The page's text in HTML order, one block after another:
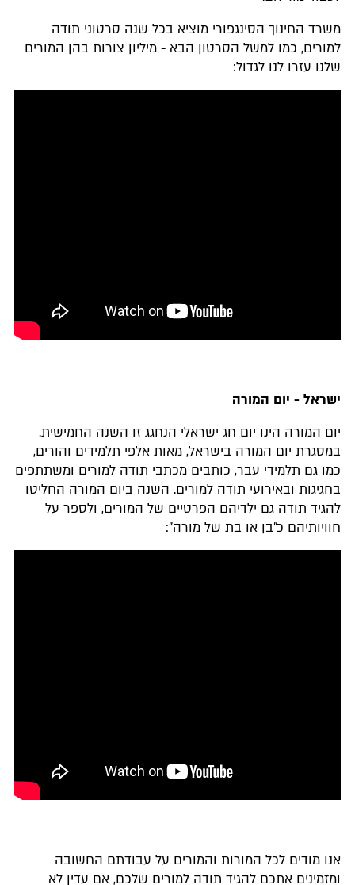
משרד החינוך הסינגפורי מוציא בכל שנה סרטוני תודה
למורים, כמו למשל הסרטון הבא - מיליון צורות בהן המורים
שלנו עזרו לנו לגדול:
ישראל - יום המורה
יום המורה הינו יום חג ישראלי הנחגג זו השנה החמישית.
במסגרת יום המורה בישראל, מאות אלפי תלמידים והורים,
כמו גם תלמידי עבר, כותבים מכתבי תודה למורים ומשתתפים
בחגיגות ובאירועי תודה למורים. השנה ביום המורה החליטו
להגיד תודה גם ילדיהם הפרטיים של המורים, ולספר על
חוויותיהם כ"בן או בת של מורה":
אנו מודים לכל המורות והמורים על עבודתם החשובה
ומזמינים אתכם להגיד תודה למורים שלכם, אם עדין לא